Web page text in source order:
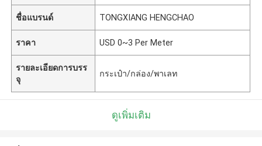
ชื่อแบรนด์ TONGXIANG HENGCHAO
ราคา USD 0~3 Per Meter
รายละเอียดการบรร
จุ
กระเป๋า/กล่อง/พาเลท
ดูเพิ่มเติม